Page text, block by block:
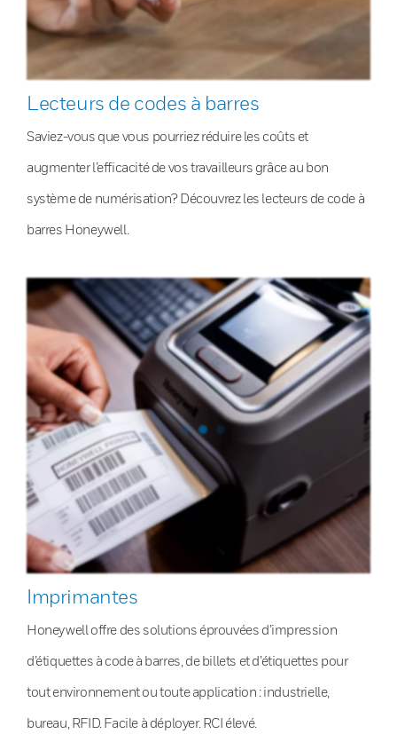
Lecteurs de codes à barres
Saviez-vous que vous pourriez réduire les coûts et
augmenter l’efficacité de vos travailleurs grâce au bon
système de numérisation? Découvrez les lecteurs de code à
barres Honeywell.
Imprimantes
Honeywell offre des solutions éprouvées d’impression
d’étiquettes à code à barres, de billets et d’étiquettes pour
tout environnement ou toute application : industrielle,
bureau, RFID. Facile à déployer. RCI élevé.